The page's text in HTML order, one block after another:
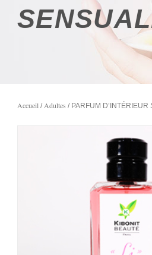
Accueil / Adultes / PARFUM D’INTÉRIEUR